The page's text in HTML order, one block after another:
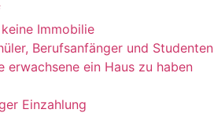
Immobilie
Berufsanfänger und Studenten
erwachsene ein Haus zu haben
Einzahlung